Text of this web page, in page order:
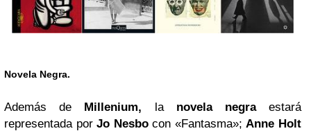
Novela Negra.
Además de Millenium, la novela negraestará
representada porJo Nesbocon «Fantasma»;Anne Holt